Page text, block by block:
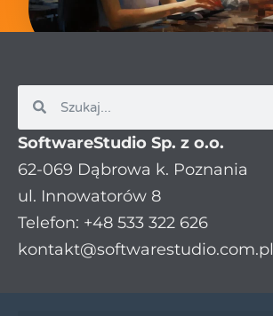
SoftwareStudio Sp. z o.o.
62-069 Dąbrowa k. Poznania
ul. Innowatorów 8
Telefon: +48 533 322 626
kontakt@softwarestudio.com.pl